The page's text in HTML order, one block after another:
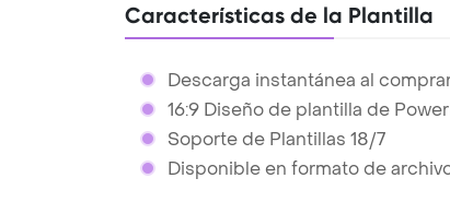
Características de la Plantilla
Descarga instantánea al
16:9 Diseño de plantilla de
Soporte de Plantillas 18/7
Disponible en formato de